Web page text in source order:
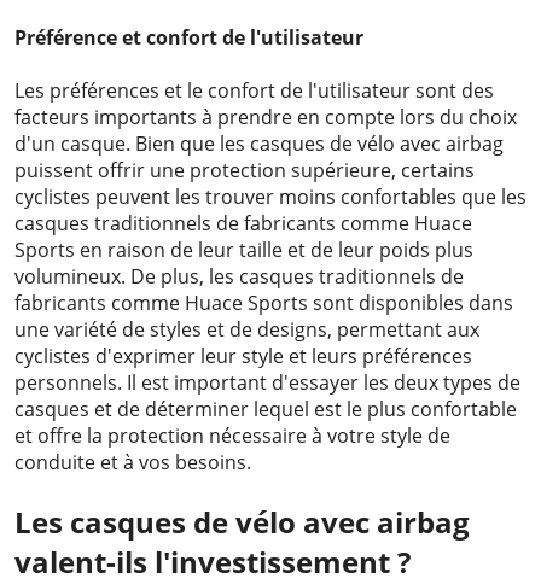
Préférence et confort de l'utilisateur
Les préférences et le confort de l'utilisateur sont des
facteurs importants à prendre en compte lors du choix
d'un casque. Bien que les casques de vélo avec airbag
puissent offrir une protection supérieure, certains
cyclistes peuvent les trouver moins confortables que les
casques traditionnels de fabricants comme Huace
Sports en raison de leur taille et de leur poids plus
volumineux. De plus, les casques traditionnels de
fabricants comme Huace Sports sont disponibles dans
une variété de styles et de designs, permettant aux
cyclistes d'exprimer leur style et leurs préférences
personnels. Il est important d'essayer les deux types de
casques et de déterminer lequel est le plus confortable
et offre la protection nécessaire à votre style de
conduite et à vos besoins.
Les casques de vélo avec airbag
valent-ils l'investissement ?